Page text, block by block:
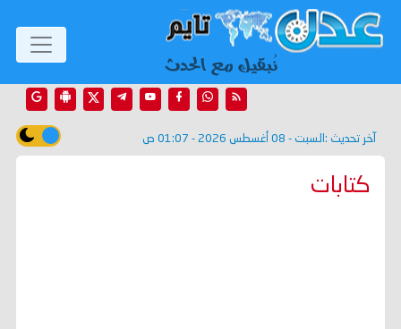
آخر تحديث : السبت - 08 أغسطس 2026 - 01:07 ص
كتابات